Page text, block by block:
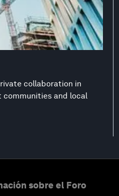
collaboration in
communities and local
sobre el Foro